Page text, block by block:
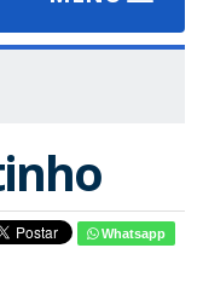
Whatsapp